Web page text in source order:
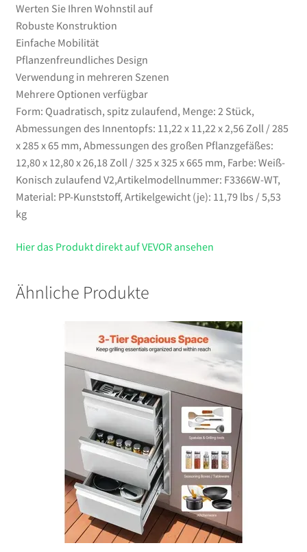
Werten Sie Ihren Wohnstil auf
Robuste Konstruktion
Einfache Mobilität
Pflanzenfreundliches Design
Verwendung in mehreren Szenen
Mehrere Optionen verfügbar
Form: Quadratisch, spitz zulaufend, Menge: 2 Stück,
Abmessungen des Innentopfs: 11,22 x 11,22 x 2,56 Zoll / 285
x 285 x 65 mm, Abmessungen des großen Pflanzgefäßes:
12,80 x 12,80 x 26,18 Zoll / 325 x 325 x 665 mm, Farbe: Weiß-
Konisch zulaufend V2,Artikelmodellnummer: F3366W-WT,
Material: PP-Kunststoff, Artikelgewicht (je): 11,79 lbs / 5,53
kg
Hier das Produkt direkt auf VEVOR ansehen
Ähnliche Produkte